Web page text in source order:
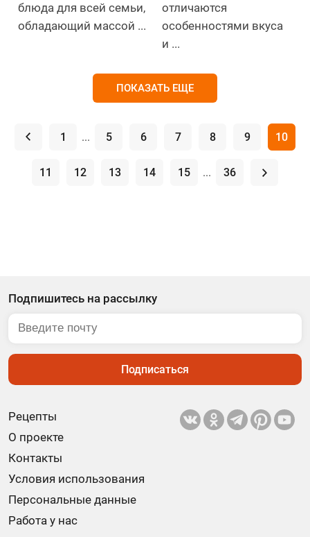
блюда для всей семьи,
обладающий массой ...
отличаются
особенностями вкуса
и ...
ПОКАЗАТЬ ЕЩЕ
. 1 ... 5 6 7 8 9 10
11 12 13 14 15 ... 36 .
Рецепты
О проекте
Контакты
Условия использования
Персональные данные
Работа у нас
Подпишитесь на рассылку
Подписаться